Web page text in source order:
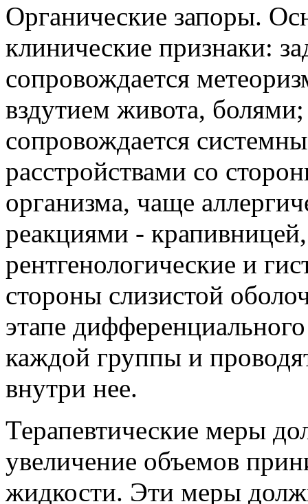
Органические запоры.
клинические признаки:
сопровождается
вздутием живота, болями;
сопровождается
расстройствами со
организма, чаще
реакциями -
рентгенологические и
стороны слизистой
этапе
каждой группы и
внутри нее.
Терапевтические меры
увеличение объемов
жидкости. Эти меры